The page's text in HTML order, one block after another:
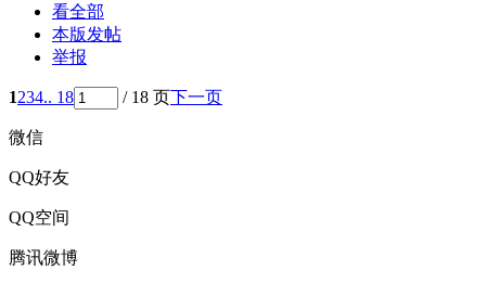
看全部
本版发帖
举报
1234.. 18 / 18 页下一页
微信
QQ好友
QQ空间
腾讯微博